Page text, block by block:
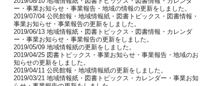
ー・事業お知らせ・事業報告・地域の情報の更新をしました。
2019/07/04 公民館報・地域情報紙・図書トピックス・図書情報・
事業お知らせ・事業報告の更新をしました。
2019/06/13 地域情報紙・図書トピックス・図書情報・カレンダ
ー・事業お知らせ・事業報告の更新をしました。
2019/05/09 地域情報紙の更新をしました。
2019/04/25 図書トピックス・事業お知らせ・事業報告・地域のお
知らせの更新をしました。
2019/04/11 公民館報・地域情報紙の更新をしました。
2019/03/21 地域情報紙・図書トピックス・カレンダー・事業お知